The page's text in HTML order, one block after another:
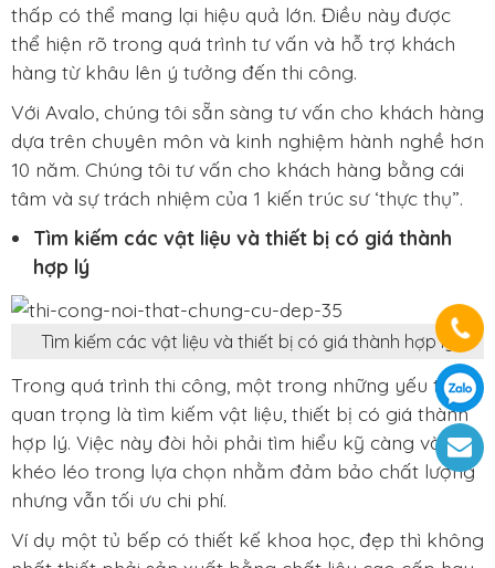
thấp có thể mang lại hiệu quả lớn. Điều này được
thể hiện rõ trong quá trình tư vấn và hỗ trợ khách
hàng từ khâu lên ý tưởng đến thi công.
Với Avalo, chúng tôi sẵn sàng tư vấn cho khách hàng
dựa trên chuyên môn và kinh nghiệm hành nghề hơn
10 năm. Chúng tôi tư vấn cho khách hàng bằng cái
tâm và sự trách nhiệm của 1 kiến trúc sư ‘thực thụ”.
Tìm kiếm các vật liệu và thiết bị có giá thành
hợp lý
Tìm kiếm các vật liệu và thiết bị có giá thành hợp lý
Trong quá trình thi công, một trong những yếu tố
quan trọng là tìm kiếm vật liệu, thiết bị có giá thành
hợp lý. Việc này đòi hỏi phải tìm hiểu kỹ càng và sự
khéo léo trong lựa chọn nhằm đảm bảo chất lượng
nhưng vẫn tối ưu chi phí.
Ví dụ một tủ bếp có thiết kế khoa học, đẹp thì không